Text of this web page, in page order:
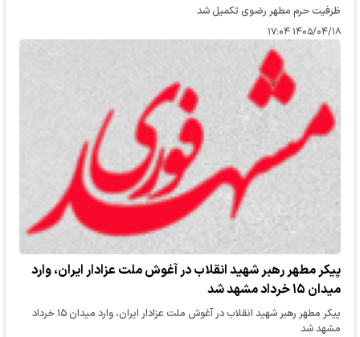
ظرفیت حرم مطهر رضوی تکمیل شد
۱۴۰۵/۰۴/۱۸ ۱۷:۰۴
پیکر مطهر رهبر شهید انقلاب در آغوش ملت عزادار ایران، وارد
میدان ۱۵ خرداد مشهد شد
پیکر مطهر رهبر شهید انقلاب در آغوش ملت عزادار ایران، وارد میدان ۱۵ خرداد
مشهد شد